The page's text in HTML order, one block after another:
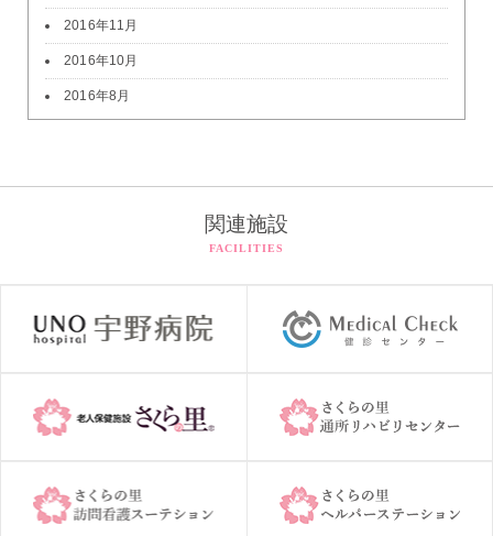
2016年11月
2016年10月
2016年8月
関連施設
FACILITIES